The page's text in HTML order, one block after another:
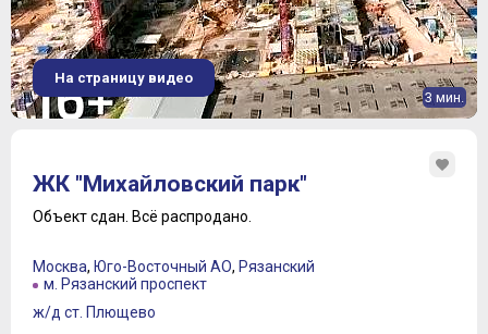
3 мин.
На страницу видео
ЖК "Михайловский парк"
Объект сдан. Всё распродано.
Москва, Юго-Восточный АО, Рязанский
м. Рязанский проспект
ж/д ст. Плющево